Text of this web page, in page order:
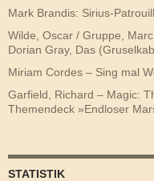
Mark Brandis: Sirius-
Wilde, Oscar / Gruppe,
Dorian Gray, Das
Miriam Cordes – Sing mal
Garfield, Richard – Magic:
Themendeck »Endloser
STATISTIK